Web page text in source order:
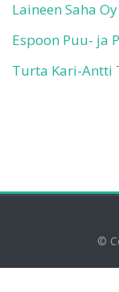
Laineen Saha Oy
Espoon Puu- ja
Turta Kari-Antti
©